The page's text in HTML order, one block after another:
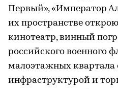
Первый», «Император
их пространстве
кинотеатр, винный
российского военного
малоэтажных квартала
инфраструктурой и